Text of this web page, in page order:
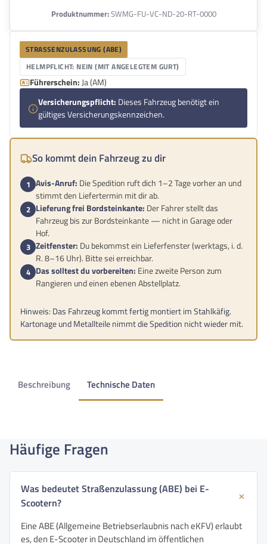
Produktnummer:SWMG-FU-VC-ND-20-RT-0000
STRASSENZULASSUNG (ABE)
HELMPFLICHT: NEIN (MIT ANGELEGTEM GURT)
Führerschein: Ja (AM)
Versicherungspflicht: Dieses Fahrzeug benötigt ein
gültiges Versicherungskennzeichen.
So kommt dein Fahrzeug zu dir
Avis-Anruf: Die Spedition ruft dich 1–2 Tage vorher an und
stimmt den Liefertermin mit dir ab.
Lieferung frei Bordsteinkante: Der Fahrer stellt das
Fahrzeug bis zur Bordsteinkante — nicht in Garage oder
Hof.
Zeitfenster: Du bekommst ein Lieferfenster (werktags, i. d.
R. 8–16 Uhr). Bitte sei erreichbar.
Das solltest du vorbereiten: Eine zweite Person zum
Rangieren und einen ebenen Abstellplatz.
Hinweis: Das Fahrzeug kommt fertig montiert im Stahlkäfig.
Kartonage und Metallteile nimmt die Spedition nicht wieder mit.
Beschreibung Technische Daten
Häufige Fragen
Was bedeutet Straßenzulassung (ABE) bei E-
Scootern?
Eine ABE (Allgemeine Betriebserlaubnis nach eKFV) erlaubt
es, den E-Scooter in Deutschland im öffentlichen